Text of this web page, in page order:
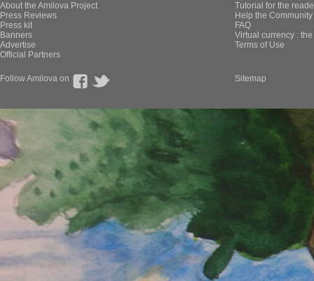
About the Amilova Project
Press Reviews
Press kit
Banners
Advertise
Official Partners
Tutorial for the
Help the
FAQ
Virtual currency :
Terms of Use
Follow Amilova on Sitemap